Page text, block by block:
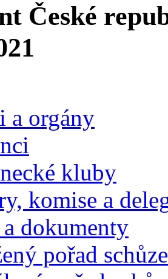
České
a orgány
kluby
komise a
dokumenty
pořad schůze